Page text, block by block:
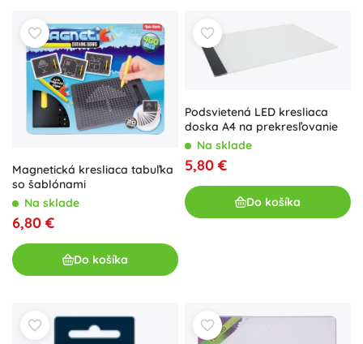
Magnetická kresliaca tabuľka
so šablónami
Na sklade
6,80 €
Do košíka
Podsvietená LED kresliaca
doska A4 na prekresľovanie
Na sklade
5,80 €
Do košíka